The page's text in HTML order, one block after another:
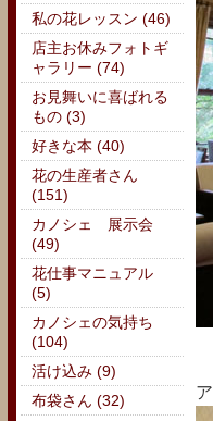
私の花レッスン (46)
店主お休みフォトギ
ャラリー (74)
お見舞いに喜ばれる
もの (3)
好きな本 (40)
花の生産者さん
(151)
カノシェ 展示会
(49)
花仕事マニュアル
(5)
カノシェの気持ち
(104)
活け込み (9)
布袋さん (32)